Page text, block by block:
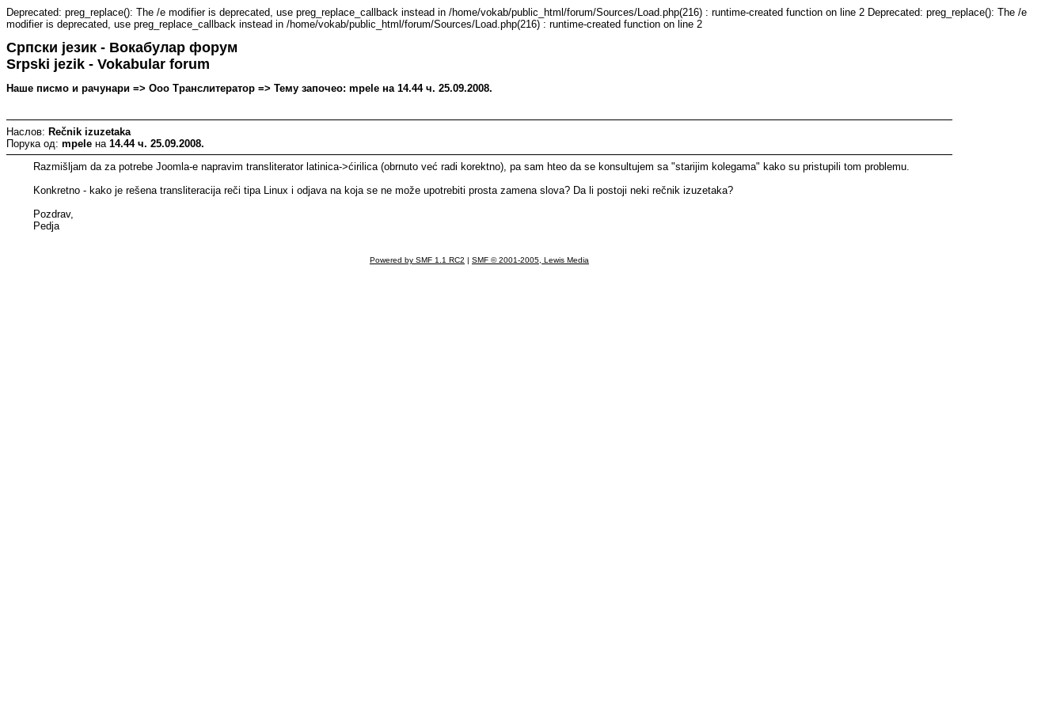
Deprecated: preg_replace(): The /e modifier is deprecated, use preg_replace_callback instead in /home/vokab/public_html/forum/Sources/Load.php(216) : runtime-created function on line 2 Deprecated: preg_replace(): The /e
modifier is deprecated, use preg_replace_callback instead in /home/vokab/public_html/forum/Sources/Load.php(216) : runtime-created function on line 2
Српски језик - Вокабулар форум
Srpski jezik - Vokabular forum
Наше писмо и рачунари => Ооо Транслитератор => Тему започео: mpele на 14.44 ч. 25.09.2008.
Наслов: Rečnik izuzetaka
Порука од: mpele на 14.44 ч. 25.09.2008.
Razmišljam da za potrebe Joomla-e napravim transliterator latinica->ćirilica (obrnuto već radi korektno), pa sam hteo da se konsultujem sa "starijim kolegama" kako su pristupili tom problemu.
Konkretno - kako je rešena transliteracija reči tipa Linux i odjava na koja se ne može upotrebiti prosta zamena slova? Da li postoji neki rečnik izuzetaka?
Pozdrav,
Pedja
Powered by SMF 1.1 RC2 | SMF © 2001-2005, Lewis Media